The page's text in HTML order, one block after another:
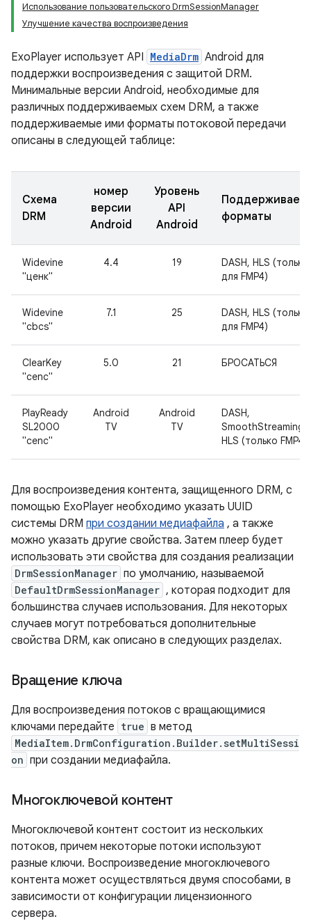
Использование пользовательского DrmSessionManager
Улучшение качества воспроизведения
ExoPlayer использует API MediaDrm Android для
поддержки воспроизведения с защитой DRM.
Минимальные версии Android, необходимые для
различных поддерживаемых схем DRM, а также
поддерживаемые ими форматы потоковой передачи
описаны в следующей таблице:
Схема
DRM
номер
версии
Android
Уровень
API
Android
форматы
Widevine
"ценк"
4.4 19
DASH, HLS (только
для FMP4)
Widevine
"cbcs"
7.1 25
DASH, HLS (только
для FMP4)
ClearKey
"cenc"
5.0 21 БРОСАТЬСЯ
PlayReady
SL2000
"cenc"
Android
TV
Android
TV
DASH,
SmoothStreaming,
HLS (только FMP4)
Для воспроизведения контента, защищенного DRM, с
помощью ExoPlayer необходимо указать UUID
системы DRM при создании медиафайла , а также
можно указать другие свойства. Затем плеер будет
использовать эти свойства для создания реализации
DrmSessionManager по умолчанию, называемой
DefaultDrmSessionManager , которая подходит для
большинства случаев использования. Для некоторых
случаев могут потребоваться дополнительные
свойства DRM, как описано в следующих разделах.
Вращение ключа
Для воспроизведения потоков с вращающимися
ключами передайте true в метод
MediaItem.DrmConfiguration.Builder.setMultiSessi
on при создании медиафайла.
Многоключевой контент
Многоключевой контент состоит из нескольких
потоков, причем некоторые потоки используют
разные ключи. Воспроизведение многоключевого
контента может осуществляться двумя способами, в
зависимости от конфигурации лицензионного
сервера.